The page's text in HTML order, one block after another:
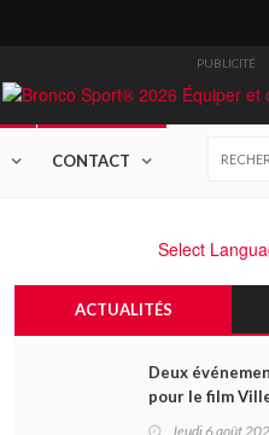
PUBLICITÉ
CONTACT
Select
ACTUALITÉS
Deux
pour le film
L'ascension
Jeudi 6 août